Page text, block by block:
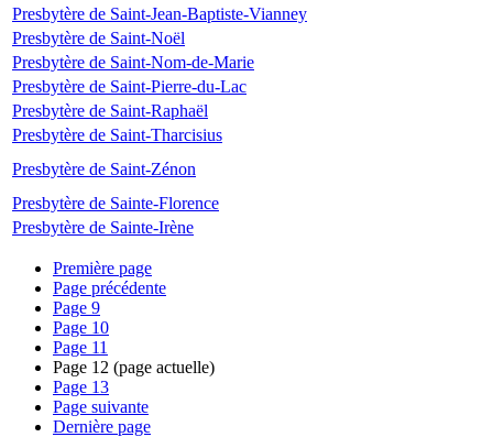
Presbytère de Saint-Jean-Baptiste-Vianney
Presbytère de Saint-Noël
Presbytère de Saint-Nom-de-Marie
Presbytère de Saint-Pierre-du-Lac
Presbytère de Saint-Raphaël
Presbytère de Saint-Tharcisius
Presbytère de Saint-Zénon
Presbytère de Sainte-Florence
Presbytère de Sainte-Irène
Première page
Page précédente
Page 9
Page 10
Page 11
Page 12 (page actuelle)
Page 13
Page suivante
Dernière page